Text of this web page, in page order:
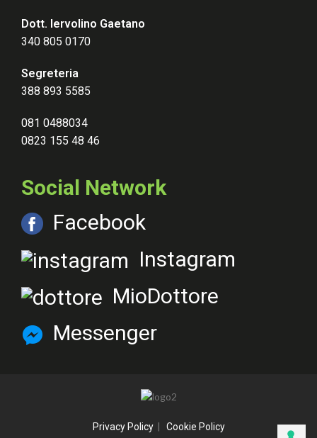
Dott. Iervolino Gaetano
340 805 0170
Segreteria
388 893 5585
081 0488034
0823 155 48 46
Social Network
Facebook
Instagram
MioDottore
Messenger
Privacy Policy| Cookie Policy